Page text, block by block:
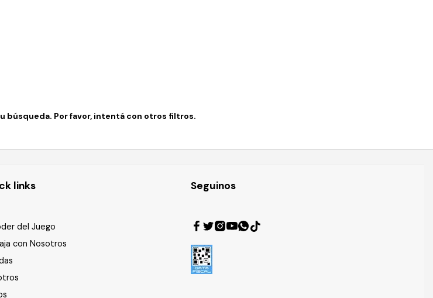
búsqueda. Por favor, intentá con otros filtros.
links
del Juego
con Nosotros
Seguinos